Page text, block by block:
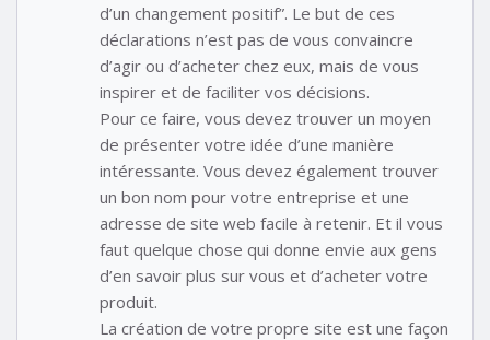
d’un changement positif”. Le but de ces
déclarations n’est pas de vous convaincre
d’agir ou d’acheter chez eux, mais de vous
inspirer et de faciliter vos décisions.
Pour ce faire, vous devez trouver un moyen
de présenter votre idée d’une manière
intéressante. Vous devez également trouver
un bon nom pour votre entreprise et une
adresse de site web facile à retenir. Et il vous
faut quelque chose qui donne envie aux gens
d’en savoir plus sur vous et d’acheter votre
produit.
La création de votre propre site est une façon